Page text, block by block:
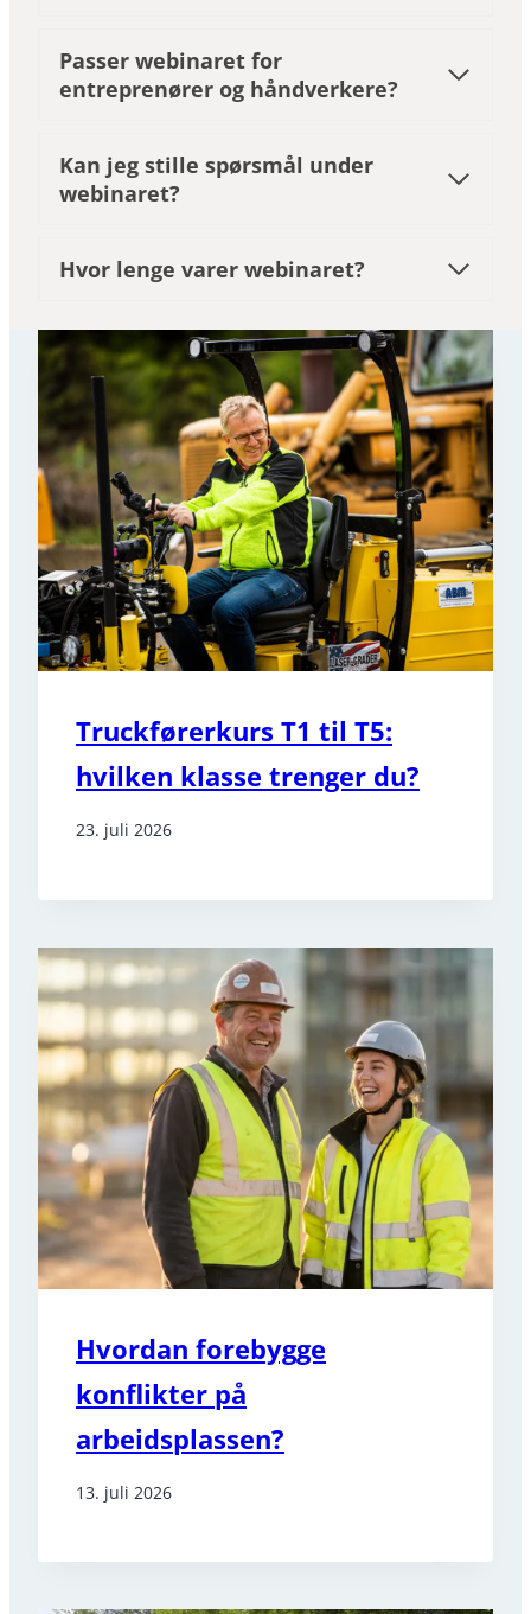
Passer webinaret for
entreprenører og håndverkere?
Kan jeg stille spørsmål under
webinaret?
Hvor lenge varer webinaret?
Truckførerkurs T1 til T5:
hvilken klasse trenger du?
23. juli 2026
Hvordan forebygge
konflikter på
arbeidsplassen?
13. juli 2026